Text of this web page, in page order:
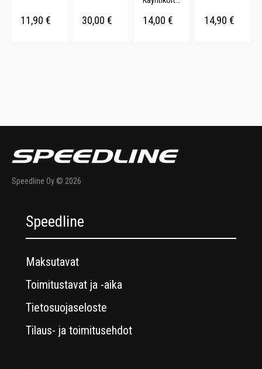
11,90 €
kero. n. 20
30,00 €
Lehtiöpidik
14,00 €
ä14,90 €
Speedline Oy © 2026
Speedline
Maksutavat
Toimitustavat ja -aika
Tietosuojaseloste
Tilaus- ja toimitusehdot